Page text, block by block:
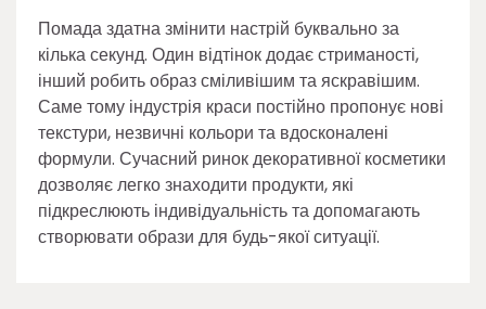
Помада здатна змінити настрій буквально за
кілька секунд. Один відтінок додає стриманості,
інший робить образ сміливішим та яскравішим.
Саме тому індустрія краси постійно пропонує нові
текстури, незвичні кольори та вдосконалені
формули. Сучасний ринок декоративної косметики
дозволяє легко знаходити продукти, які
підкреслюють індивідуальність та допомагають
створювати образи для будь-якої ситуації.